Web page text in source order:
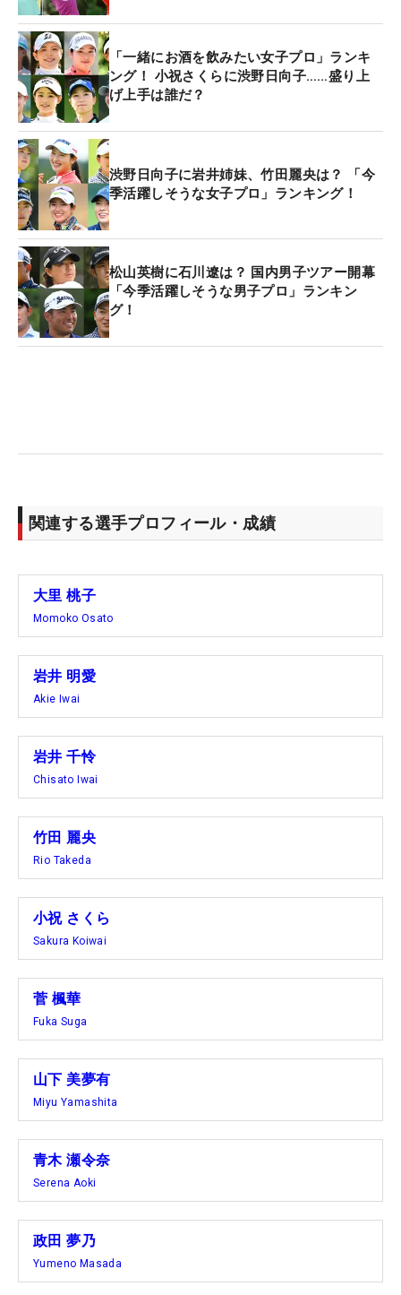
「一緒にお酒を飲みたい女子プロ」ランキ
ング！ 小祝さくらに渋野日向子……盛り上
げ上手は誰だ？
渋野日向子に岩井姉妹、竹田麗央は？ 「今
季活躍しそうな女子プロ」ランキング！
松山英樹に石川遼は？ 国内男子ツアー開幕
「今季活躍しそうな男子プロ」ランキン
グ！
関連する選手プロフィール・成績
大里 桃子
Momoko Osato
岩井 明愛
Akie Iwai
岩井 千怜
Chisato Iwai
竹田 麗央
Rio Takeda
小祝 さくら
Sakura Koiwai
菅 楓華
Fuka Suga
山下 美夢有
Miyu Yamashita
青木 瀬令奈
Serena Aoki
政田 夢乃
Yumeno Masada